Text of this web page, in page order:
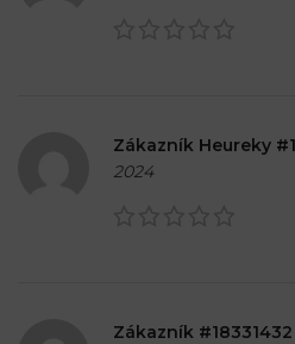
Zákazník Heureky
2024
Zákazník #18331432